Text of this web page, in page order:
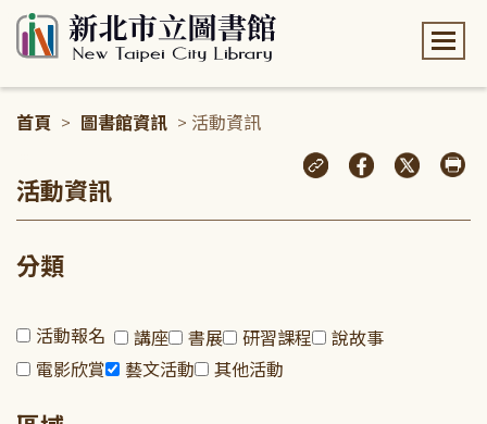
首頁 > 圖書館資訊 > 活動資訊
活動資訊
分類
活動報名 講座 書展 研習課程
說故事
電影欣賞
藝文活動 其他活動